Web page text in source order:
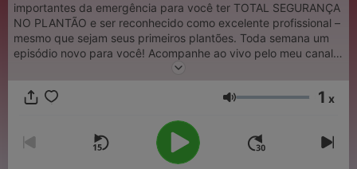
importantes da emergência para você ter TOTAL SEGURANÇA
NO PLANTÃO e ser reconhecido como excelente profissional –
mesmo que sejam seus primeiros plantões. Toda semana um
episódio novo para você! Acompanhe ao vivo pelo meu canal
do youtube: https://youtube.com/@victorhsgalvao
Volume 1 x